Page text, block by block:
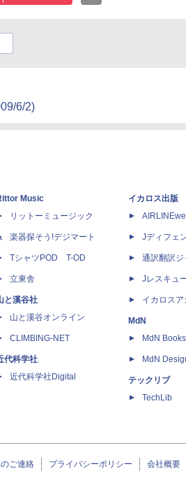
6/2)
Music
リットーミュージック
楽器探そう!デジマート
TシャツPOD T-OD
立東舎
と溪谷社
山と溪谷オンライン
CLIMBING-NET
代科学社
近代科学社Digital
イカロス出版
Jディフェ
通訳翻訳ジ
Jレスキュ
イカロスア
MdN
MdN Books
MdN
テックリブ
TechLib
ご連絡 プライバシーポリシー 会社概要